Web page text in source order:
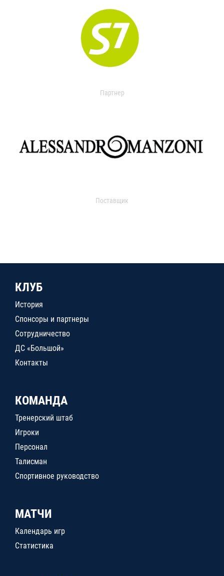
Партнер
Поставщик
КЛУБ
История
Спонсоры и партнеры
Сотрудничество
ДС «Большой»
Контакты
КОМАНДА
Тренерский штаб
Игроки
Персонал
Талисман
Спортивное руководство
МАТЧИ
Календарь игр
Статистика